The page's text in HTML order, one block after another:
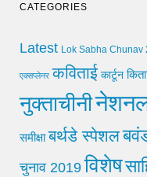
CATEGORIES
Latest Lok Sabha Chunav
एक्सप्लेनर कविताई कार्टून
नुक्ताचीनी
समीक्षा बर्थडे स्पेशल
चुनाव 2019 विशेष